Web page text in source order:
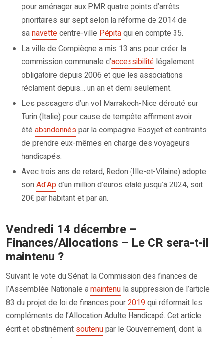
pour aménager aux PMR quatre points d’arrêts
prioritaires sur sept selon la réforme de 2014 de
sanavettecentre-ville Pépitaqui en compte 35.
La ville de Compiègne a mis 13 ans pour créer la
commission communale d’accessibilité légalement
obligatoire depuis 2006 et que les associations
réclament depuis… un an et demi seulement.
Les passagers d’un vol Marrakech-Nice dérouté sur
Turin (Italie) pour cause de tempête affirment avoir
été abandonnéspar la compagnie Easyjet et contraints
de prendre eux-mêmes en charge des voyageurs
handicapés.
Avec trois ans de retard, Redon (Ille-et-Vilaine) adopte
sonAd’Apd’un million d’euros étalé jusqu’à 2024, soit
20€ par habitant et par an.
Vendredi 14 décembre –
Finances/Allocations – Le CR sera-t-il
maintenu ?
Suivant le vote du Sénat, la Commission des finances de
l’Assemblée Nationale amaintenu la suppression de l’article
83 du projet de loi de finances pour2019qui réformait les
compléments de l’Allocation Adulte Handicapé. Cet article
écrit et obstinément soutenupar le Gouvernement, dont la